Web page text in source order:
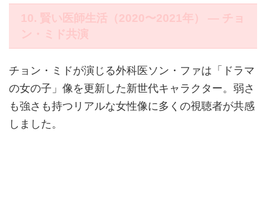
10. 賢い医師生活（2020〜2021年） ― チョ
ン・ミド共演
チョン・ミドが演じる外科医ソン・ファは「ドラマ
の女の子」像を更新した新世代キャラクター。弱さ
も強さも持つリアルな女性像に多くの視聴者が共感
しました。